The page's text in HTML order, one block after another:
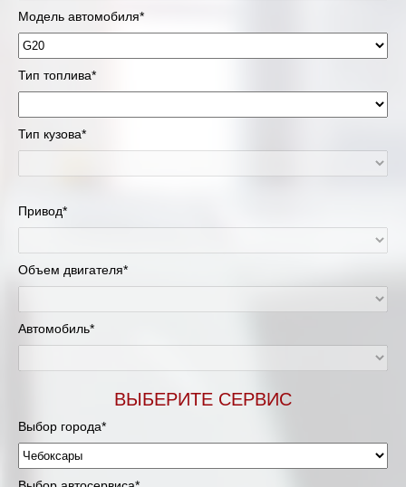
Модель автомобиля*
Тип топлива*
Тип кузова*
Привод*
Объем двигателя*
Автомобиль*
ВЫБЕРИТЕ СЕРВИС
Выбор города*